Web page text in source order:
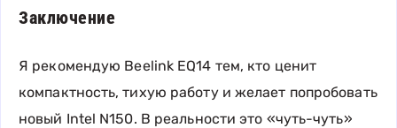
Заключение
Я рекомендую Beelink EQ14 тем, кто ценит
компактность, тихую работу и желает попробовать
новый Intel N150. В реальности это «чуть-чуть»